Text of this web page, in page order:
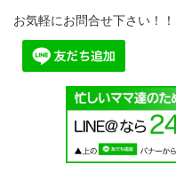
お気軽にお問合せ下さい！！